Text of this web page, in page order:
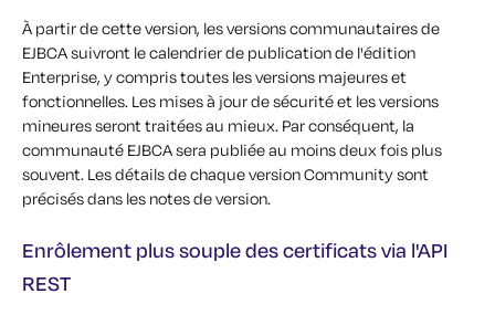
À partir de cette version, les versions communautaires de
EJBCA suivront le calendrier de publication de l'édition
Enterprise, y compris toutes les versions majeures et
fonctionnelles. Les mises à jour de sécurité et les versions
mineures seront traitées au mieux. Par conséquent, la
communauté EJBCA sera publiée au moins deux fois plus
souvent. Les détails de chaque version Community sont
précisés dans les notes de version.
Enrôlement plus souple des certificats via l'API
REST